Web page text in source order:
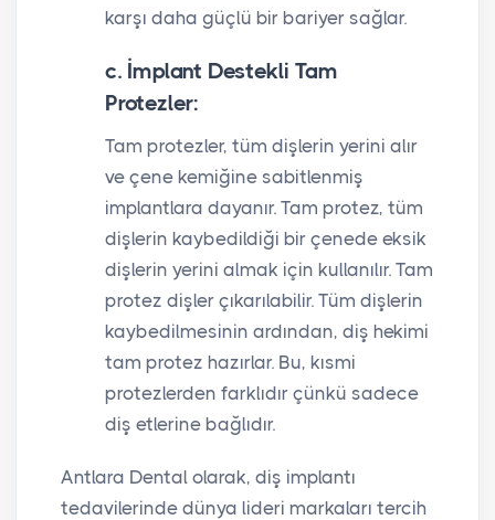
karşı daha güçlü bir bariyer sağlar.
c. İmplant Destekli Tam
Protezler:
Tam protezler, tüm dişlerin yerini alır
ve çene kemiğine sabitlenmiş
implantlara dayanır. Tam protez, tüm
dişlerin kaybedildiği bir çenede eksik
dişlerin yerini almak için kullanılır. Tam
protez dişler çıkarılabilir. Tüm dişlerin
kaybedilmesinin ardından, diş hekimi
tam protez hazırlar. Bu, kısmi
protezlerden farklıdır çünkü sadece
diş etlerine bağlıdır.
Antlara Dental olarak, diş implantı
tedavilerinde dünya lideri markaları tercih